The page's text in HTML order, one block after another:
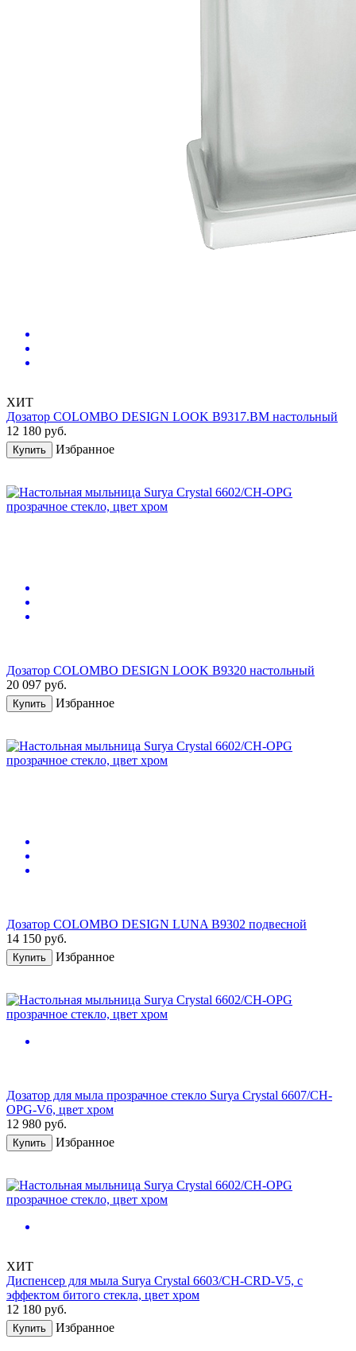
ХИТ
Дозатор COLOMBO DESIGN LOOK B9317.BM настольный
12 180 руб.
Купить Избранное
Дозатор COLOMBO DESIGN LOOK B9320 настольный
20 097 руб.
Купить Избранное
Дозатор COLOMBO DESIGN LUNA B9302 подвесной
14 150 руб.
Купить Избранное
Дозатор для мыла прозрачное стекло Surya Crystal 6607/CH-
OPG-V6, цвет хром
12 980 руб.
Купить Избранное
ХИТ
Диспенсер для мыла Surya Crystal 6603/CH-CRD-V5, с
эффектом битого стекла, цвет хром
12 180 руб.
Купить Избранное